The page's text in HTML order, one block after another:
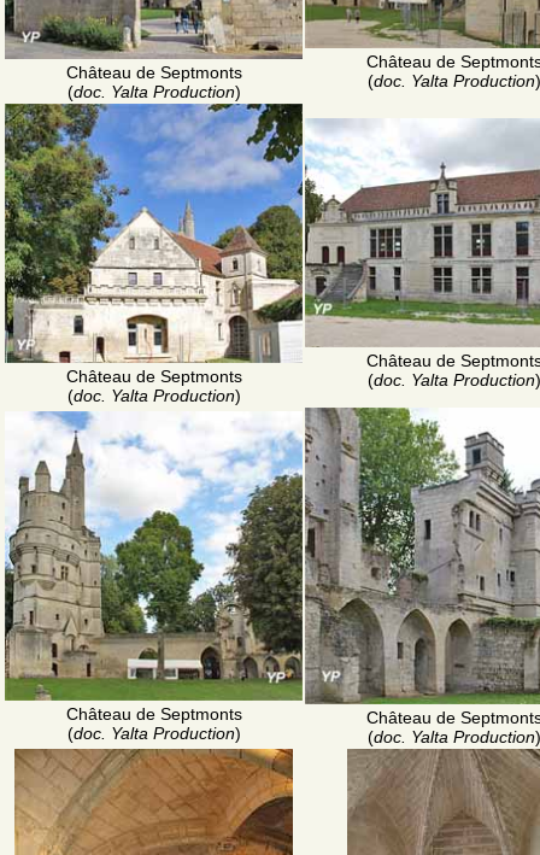
Château de Septmonts
(doc. Yalta Production)
Château de
(doc. Yalta Production)
Château de Septmonts
(doc. Yalta Production)
Château de
(doc. Yalta Production)
Château de Septmonts
(doc. Yalta Production)
Château de
(doc. Yalta Production)